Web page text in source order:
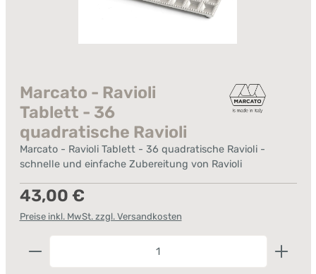
Marcato - Ravioli
Tablett - 36
quadratische Ravioli
Marcato - Ravioli Tablett - 36 quadratische Ravioli -
schnelle und einfache Zubereitung von Ravioli
Regulärer Preis:
43,00 €
Preise inkl. MwSt. zzgl. Versandkosten
Produkt Anzahl: Gib den gewünschten Wert ein